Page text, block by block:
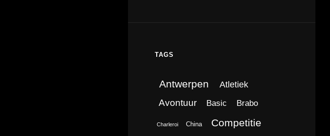
TAGS
Antwerpen Atletiek
Avontuur Basic Brabo
Charleroi China Competitie